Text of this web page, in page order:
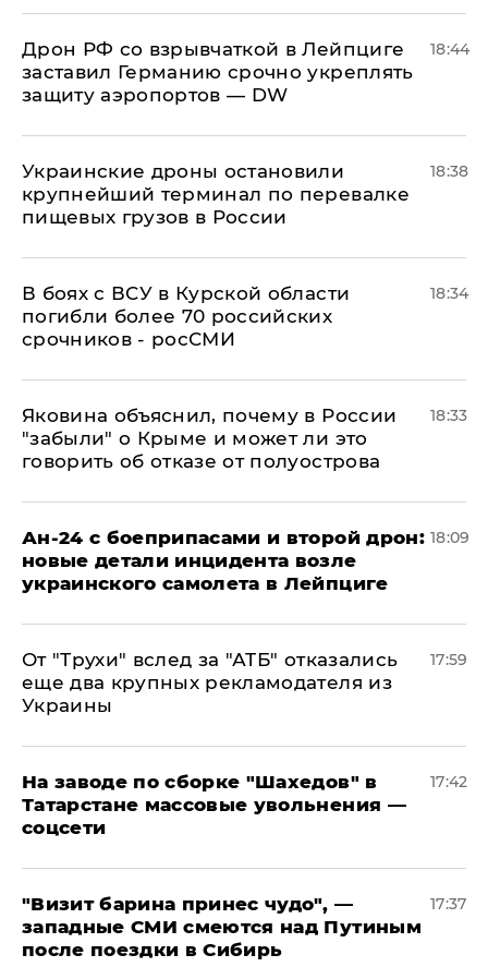
​Дрон РФ со взрывчаткой в Лейпциге
заставил Германию срочно укреплять
защиту аэропортов — DW
18:44
Украинские дроны остановили
крупнейший терминал по перевалке
пищевых грузов в России
18:38
В боях с ВСУ в Курской области
погибли более 70 российских
срочников - росСМИ
18:34
Яковина объяснил, почему в России
"забыли" о Крыме и может ли это
говорить об отказе от полуострова
18:33
Ан-24 с боеприпасами и второй дрон:
новые детали инцидента возле
украинского самолета в Лейпциге
18:09
От "Трухи" вслед за "АТБ" отказались
еще два крупных рекламодателя из
Украины
17:59
На заводе по сборке "Шахедов" в
Татарстане массовые увольнения —
соцсети
17:42
"Визит барина принес чудо", —
западные СМИ смеются над Путиным
после поездки в Сибирь
17:37